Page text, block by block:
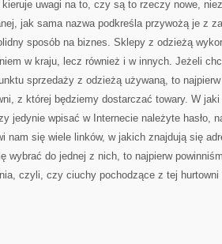
uwagi na to, czy są to rzeczy nowe,
jak sama nazwa podkreśla przywożą je z
sposób na biznes. Sklepy z odzieżą
w kraju, lecz również i w innych. Jeżeli
sprzedaży z odzieżą używaną, to
z której będziemy dostarczać towary. W
jedynie wpisać w Internecie należyte hasło,
nam się wiele linków, w jakich znajdują się
wybrać do jednej z nich, to najpierw
czyli, czy ciuchy pochodzące z tej hurtowni